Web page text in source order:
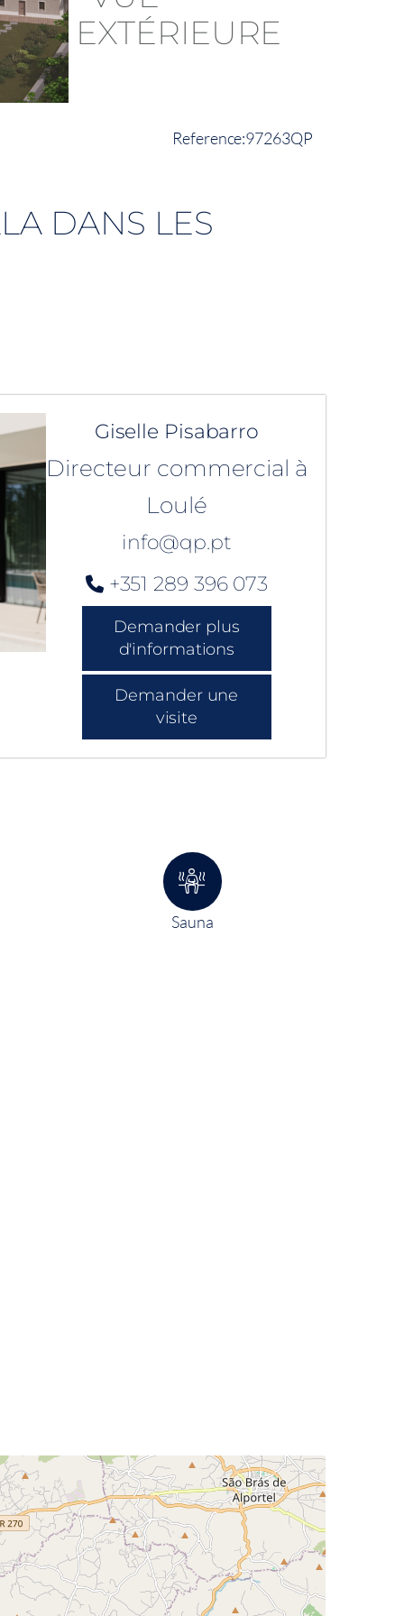
97263QP
DANS LES
Giselle Pisabarro
Directeur commercial à
Loulé
info@qp.pt
+351 289 396 073
Demander plus
d'informations
Demander une
visite
Sauna